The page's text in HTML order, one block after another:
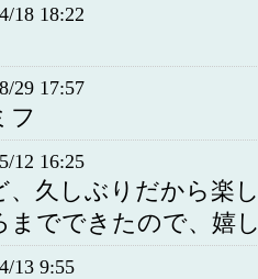
18 18:22
29 17:57
フ
12 16:25
久しぶりだから楽
までできたので、嬉
13 9:55